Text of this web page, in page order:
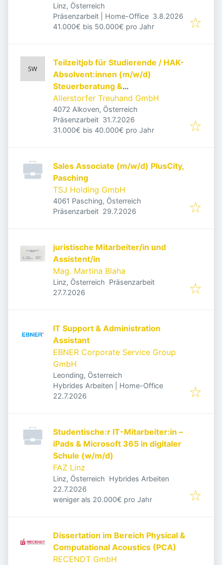
Linz, Österreich
Präsenzarbeit | Home-Office Veröffentlicht
3.8.2026
41.000€ bis 50.000€ pro Jahr
Teilzeitjob für Studierende / HAK-
Absolvent:innen (m/w/d)
Steuerberatung &
Wirtschaftsprüfung | 10-20
h/Woche
Allerstorfer Treuhand GmbH
4072 Alkoven, Österreich
Präsenzarbeit Veröffentlicht
31.7.2026
31.000€ bis 40.000€ pro Jahr
Sales Associate (m/w/d) PlusCity,
Pasching
TSJ Holding GmbH
4061 Pasching, Österreich
Präsenzarbeit Veröffentlicht
29.7.2026
juristische Mitarbeiter/in und
Assistent/in
Mag. Martina Blaha
Linz, Österreich Präsenzarbeit
Veröffentlicht
27.7.2026
IT Support & Administration
Assistant
EBNER Corporate Service Group
GmbH
Leonding, Österreich
Hybrides Arbeiten | Home-Office
Veröffentlicht
22.7.2026
Studentische:r IT-Mitarbeiter:in –
iPads & Microsoft 365 in digitaler
Schule (w/m/d)
FAZ Linz
Linz, Österreich Hybrides Arbeiten
Veröffentlicht
22.7.2026
weniger als 20.000€ pro Jahr
Dissertation im Bereich Physical &
Computational Acoustics (PCA)
RECENDT GmbH